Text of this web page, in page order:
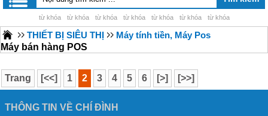
từ khóa từ khóa từ khóa từ khóa từ khóa từ khóa từ khóa
THIẾT BỊ SIÊU THỊ
Máy tính tiền, Máy Pos
Máy bán hàng POS
Trang [<<] 1 2 3 4 5 6 [>] [>>]
THÔNG TIN VỀ CHÍ ĐÌNH